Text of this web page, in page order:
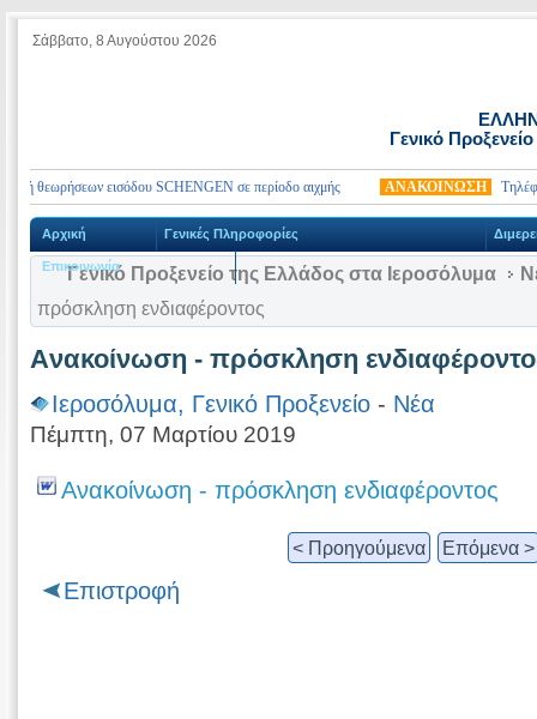
Σάββατο, 8 Αυγούστου 2026
Γενικό
θεωρήσεων εισόδου SCHENGEN σε περίοδο αιχμής ΑΝΑΚΟΙΝΩΣΗ
Αρχική Γενικές Πληροφορίες
Επικοινωνία
Γενικό Προξενείο της Ελλάδος στα Ιεροσόλυμα
πρόσκληση ενδιαφέροντος
Aνακοίνωση - πρόσκληση
Ιεροσόλυμα, Γενικό Προξενείο - Νέα
Πέμπτη, 07 Μαρτίου 2019
Aνακοίνωση - πρόσκληση ενδιαφέροντος
< Προηγούμενα Επόμενα >
Επιστροφή